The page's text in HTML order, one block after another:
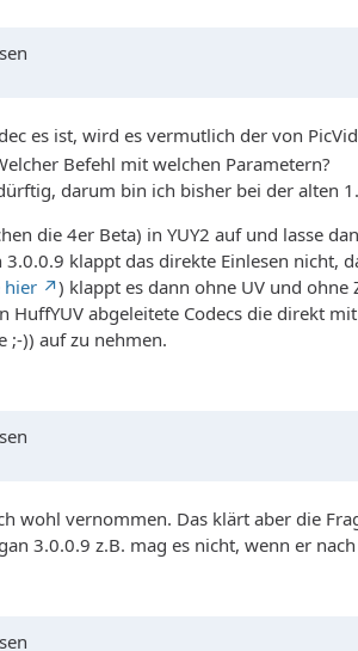
es ist, wird es vermutlich der von
Befehl mit welchen Parametern?
darum bin ich bisher bei der alten
die 4er Beta) in YUY2 auf und lasse
klappt das direkte Einlesen nicht,
hier
) klappt es dann ohne UV und ohne
abgeleitete Codecs die direkt
;-)) auf zu nehmen.
wohl vernommen. Das klärt aber die
3.0.0.9 z.B. mag es nicht, wenn er